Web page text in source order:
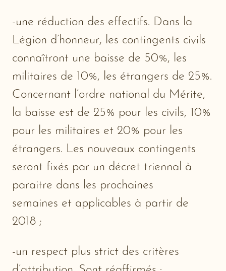
-une réduction des effectifs. Dans la
Légion d’honneur, les contingents civils
connaîtront une baisse de 50%, les
militaires de 10%, les étrangers de 25%.
Concernant l’ordre national du Mérite,
la baisse est de 25% pour les civils, 10%
pour les militaires et 20% pour les
étrangers. Les nouveaux contingents
seront fixés par un décret triennal à
paraitre dans les prochaines
semaines et applicables à partir de
2018 ;
-un respect plus strict des critères